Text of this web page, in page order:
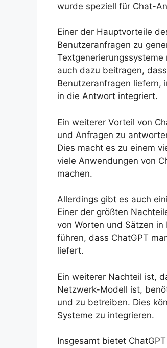
wurde speziell für Chat-
Einer der Hauptvorteile
Benutzeranfragen zu
auch dazu beitragen,
Benutzeranfragen liefern,
in die Antwort integriert.
Ein weiterer Vorteil von
und Anfragen zu
Dies macht es zu einem
viele Anwendungen von
machen.
Allerdings gibt es auch
Einer der größten
von Worten und Sätzen
führen, dass ChatGPT
liefert.
Ein weiterer Nachteil ist,
Netzwerk-Modell ist,
und zu betreiben. Dies
Systeme zu integrieren.
Insgesamt bietet